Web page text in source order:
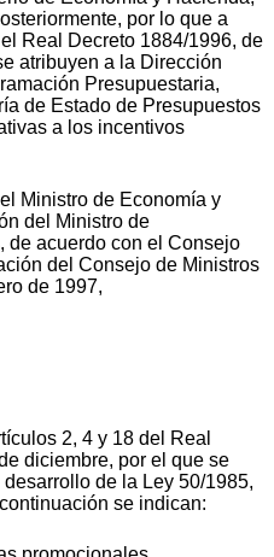
por lo que a
Real Decreto 1884/1996, de
atribuyen a la Dirección
Presupuestaria,
de Estado de Presupuestos
a los incentivos
Ministro de Economía y
del Ministro de
de acuerdo con el Consejo
del Consejo de Ministros
de 1997,
2, 4 y 18 del Real
diciembre, por el que se
de la Ley 50/1985,
se indican: